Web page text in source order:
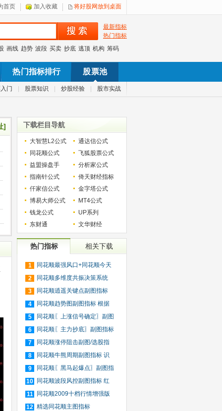
首页 加入收藏 将好股网放到桌面
最新指标
热门指标
画线 趋势 波段 买卖 抄底 逃顶 机构 筹码
热门指标排行 股票池
门 股票知识 炒股经验 股市实战
] 下载栏目导航
大智慧L2公式
通达信公式
同花顺公式
飞狐股票公式
益盟操盘手
分析家公式
指南针公式
倚天财经指标
仟家信公式
金字塔公式
博易大师公式
MT4公式
钱龙公式
UP系列
东财通
文华财经
热门指标 相关下载
1
同花顺最强风口+同花顺今天
炒
2
同花顺多维度共振决策系统
同
3
同花顺逍遥关键点副图指标
用
4
同花顺趋势图副图指标 根据
买
5
同花顺〖上涨信号确定〗副图
指
6
同花顺〖主力抄底〗副图指标
7
同花顺涨停阻击副图/选股指
标
8
同花顺牛熊周期副图指标 识
别
9
同花顺〖黑马起爆点〗副图指
标
10
同花顺波段风控副图指标 红
区
11
同花顺2009十档行情增强版
超级
12 精选同花顺主图指标